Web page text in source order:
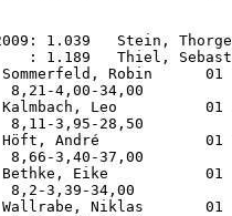
1.039   Stein,
: 1.189   Thiel,
Robin
8,21-4,00-34,00
Leo
8,11-3,95-28,50
André
8,66-3,40-37,00
Eike
8,2-3,39-34,00
Niklas